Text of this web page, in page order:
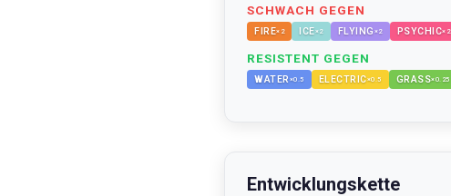
SCHWACH GEGEN
FIRE× 2 ICE×2 FLYING ×2 PSYCHIC× 2
RESISTENT GEGEN
WATER ×0.5 ELECTRIC×0.5 GRASS×0.25
Entwicklungskette